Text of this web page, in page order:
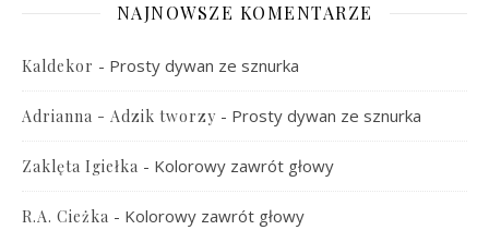
NAJNOWSZE KOMENTARZE
Kaldekor - Prosty dywan ze sznurka
Adrianna - Adzik tworzy - Prosty dywan ze sznurka
Zaklęta Igiełka - Kolorowy zawrót głowy
R.A. Cieżka - Kolorowy zawrót głowy